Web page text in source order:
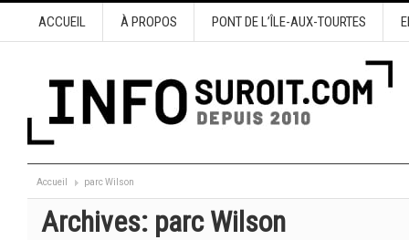
ACCUEIL À PROPOS PONT DE L’ÎLE-AUX-TOURTES
Accueil parc Wilson
Archives: parc Wilson